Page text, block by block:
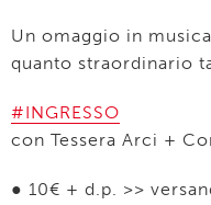
Un omaggio in
quanto straordinario
#INGRESSO
con Tessera Arci +
● 10€ + d.p. >>